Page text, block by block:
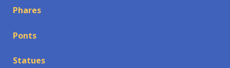
Phares
Ponts
Statues